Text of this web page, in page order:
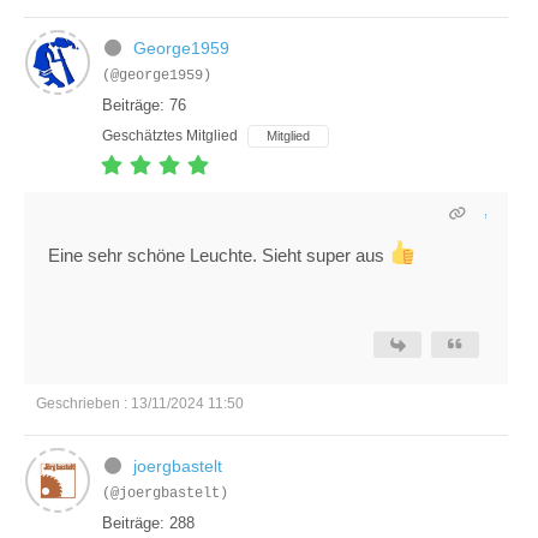
George1959
(@george1959)
Beiträge: 76
Geschätztes Mitglied Mitglied
Eine sehr schöne Leuchte. Sieht super aus
Geschrieben : 13/11/2024 11:50
joergbastelt
(@joergbastelt)
Beiträge: 288